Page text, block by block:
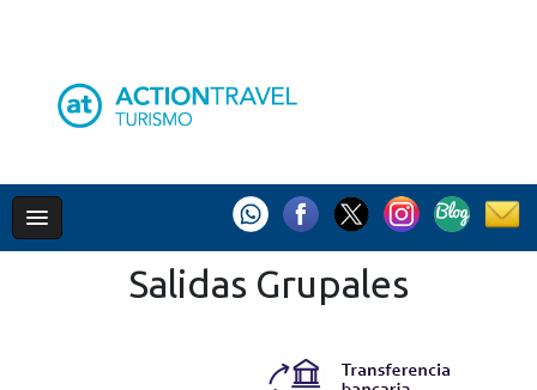
Salidas Grupales